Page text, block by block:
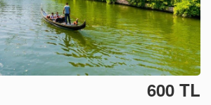
600 TL